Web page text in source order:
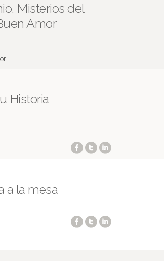
Misterios del
Amor
Historia
a la mesa